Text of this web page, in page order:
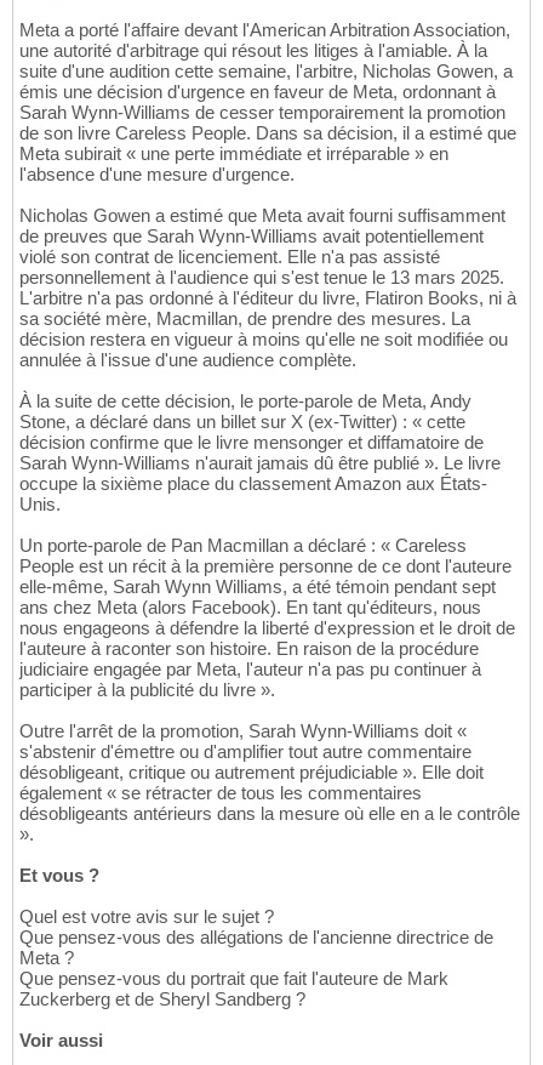
Meta a porté l'affaire devant l'American Arbitration Association,
une autorité d'arbitrage qui résout les litiges à l'amiable. À la
suite d'une audition cette semaine, l'arbitre, Nicholas Gowen, a
émis une décision d'urgence en faveur de Meta, ordonnant à
Sarah Wynn-Williams de cesser temporairement la promotion
de son livre Careless People. Dans sa décision, il a estimé que
Meta subirait « une perte immédiate et irréparable » en
l'absence d'une mesure d'urgence.
Nicholas Gowen a estimé que Meta avait fourni suffisamment
de preuves que Sarah Wynn-Williams avait potentiellement
violé son contrat de licenciement. Elle n'a pas assisté
personnellement à l'audience qui s'est tenue le 13 mars 2025.
L'arbitre n'a pas ordonné à l'éditeur du livre, Flatiron Books, ni à
sa société mère, Macmillan, de prendre des mesures. La
décision restera en vigueur à moins qu'elle ne soit modifiée ou
annulée à l'issue d'une audience complète.
À la suite de cette décision, le porte-parole de Meta, Andy
Stone, a déclaré dans un billet sur X (ex-Twitter) : « cette
décision confirme que le livre mensonger et diffamatoire de
Sarah Wynn-Williams n'aurait jamais dû être publié ». Le livre
occupe la sixième place du classement Amazon aux États-
Unis.
Un porte-parole de Pan Macmillan a déclaré : « Careless
People est un récit à la première personne de ce dont l'auteure
elle-même, Sarah Wynn Williams, a été témoin pendant sept
ans chez Meta (alors Facebook). En tant qu'éditeurs, nous
nous engageons à défendre la liberté d'expression et le droit de
l'auteure à raconter son histoire. En raison de la procédure
judiciaire engagée par Meta, l'auteur n'a pas pu continuer à
participer à la publicité du livre ».
Outre l'arrêt de la promotion, Sarah Wynn-Williams doit «
s'abstenir d'émettre ou d'amplifier tout autre commentaire
désobligeant, critique ou autrement préjudiciable ». Elle doit
également « se rétracter de tous les commentaires
désobligeants antérieurs dans la mesure où elle en a le contrôle
».
Et vous ?
Quel est votre avis sur le sujet ?
Que pensez-vous des allégations de l'ancienne directrice de
Meta ?
Que pensez-vous du portrait que fait l'auteure de Mark
Zuckerberg et de Sheryl Sandberg ?
Voir aussi